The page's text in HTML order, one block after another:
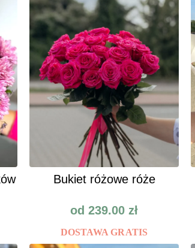
Bukiet różowe róże
od 239.00 zł
DOSTAWA GRATIS